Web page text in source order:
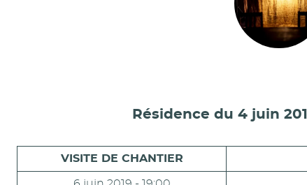
Résidence du 4 juin
VISITE DE CHANTIER